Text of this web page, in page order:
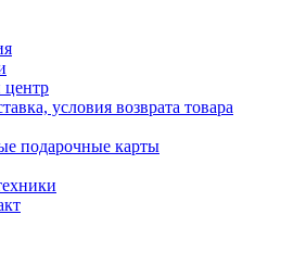
условия возврата товара
подарочные карты